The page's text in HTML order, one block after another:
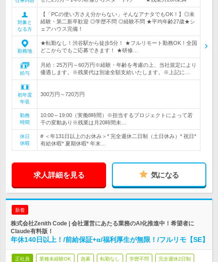
対象と
なる方
【「PCの使い方さえ分からない」そんなアナタでもOK！】◎未
経験・第二新卒歓迎 ◎学歴不問 ◎経験不問 ★平均年齢27歳★シ
ェアハウス完備！
勤務地
★転勤なし！渋谷駅から徒歩5分！ ★フルリモート勤務OK！全国
どこからでもご応募できます！ ★研修…
給与
月給：25万円～60万円※経験・年齢を考慮の上、当社規定により
優遇します。※残業代は別途全額支給いたします。※上記に…
初年度
年収
300万円～720万円
勤務
時間
10:00～19:00（実働8時間）※担当するプロジェクトによって若
干の変動あり※残業は月20時間未…
休日
休暇
# ＜年131日以上のお休み＞* 完全週休二日制（土日休み）* 祝日*
有給休暇* 夏期休暇* 年末…
求人詳細を見る 気になる
新着
株式会社Zenith Code | 会社運営にあたる業務のAI化推進中！希望者に
Claude有料版！
年休140日以上！/前給保証+α/福利厚生が無限！/フルリモ【SE】
正社員 業種未経験OK 急募 転勤なし 学歴不問 完全週休2日制